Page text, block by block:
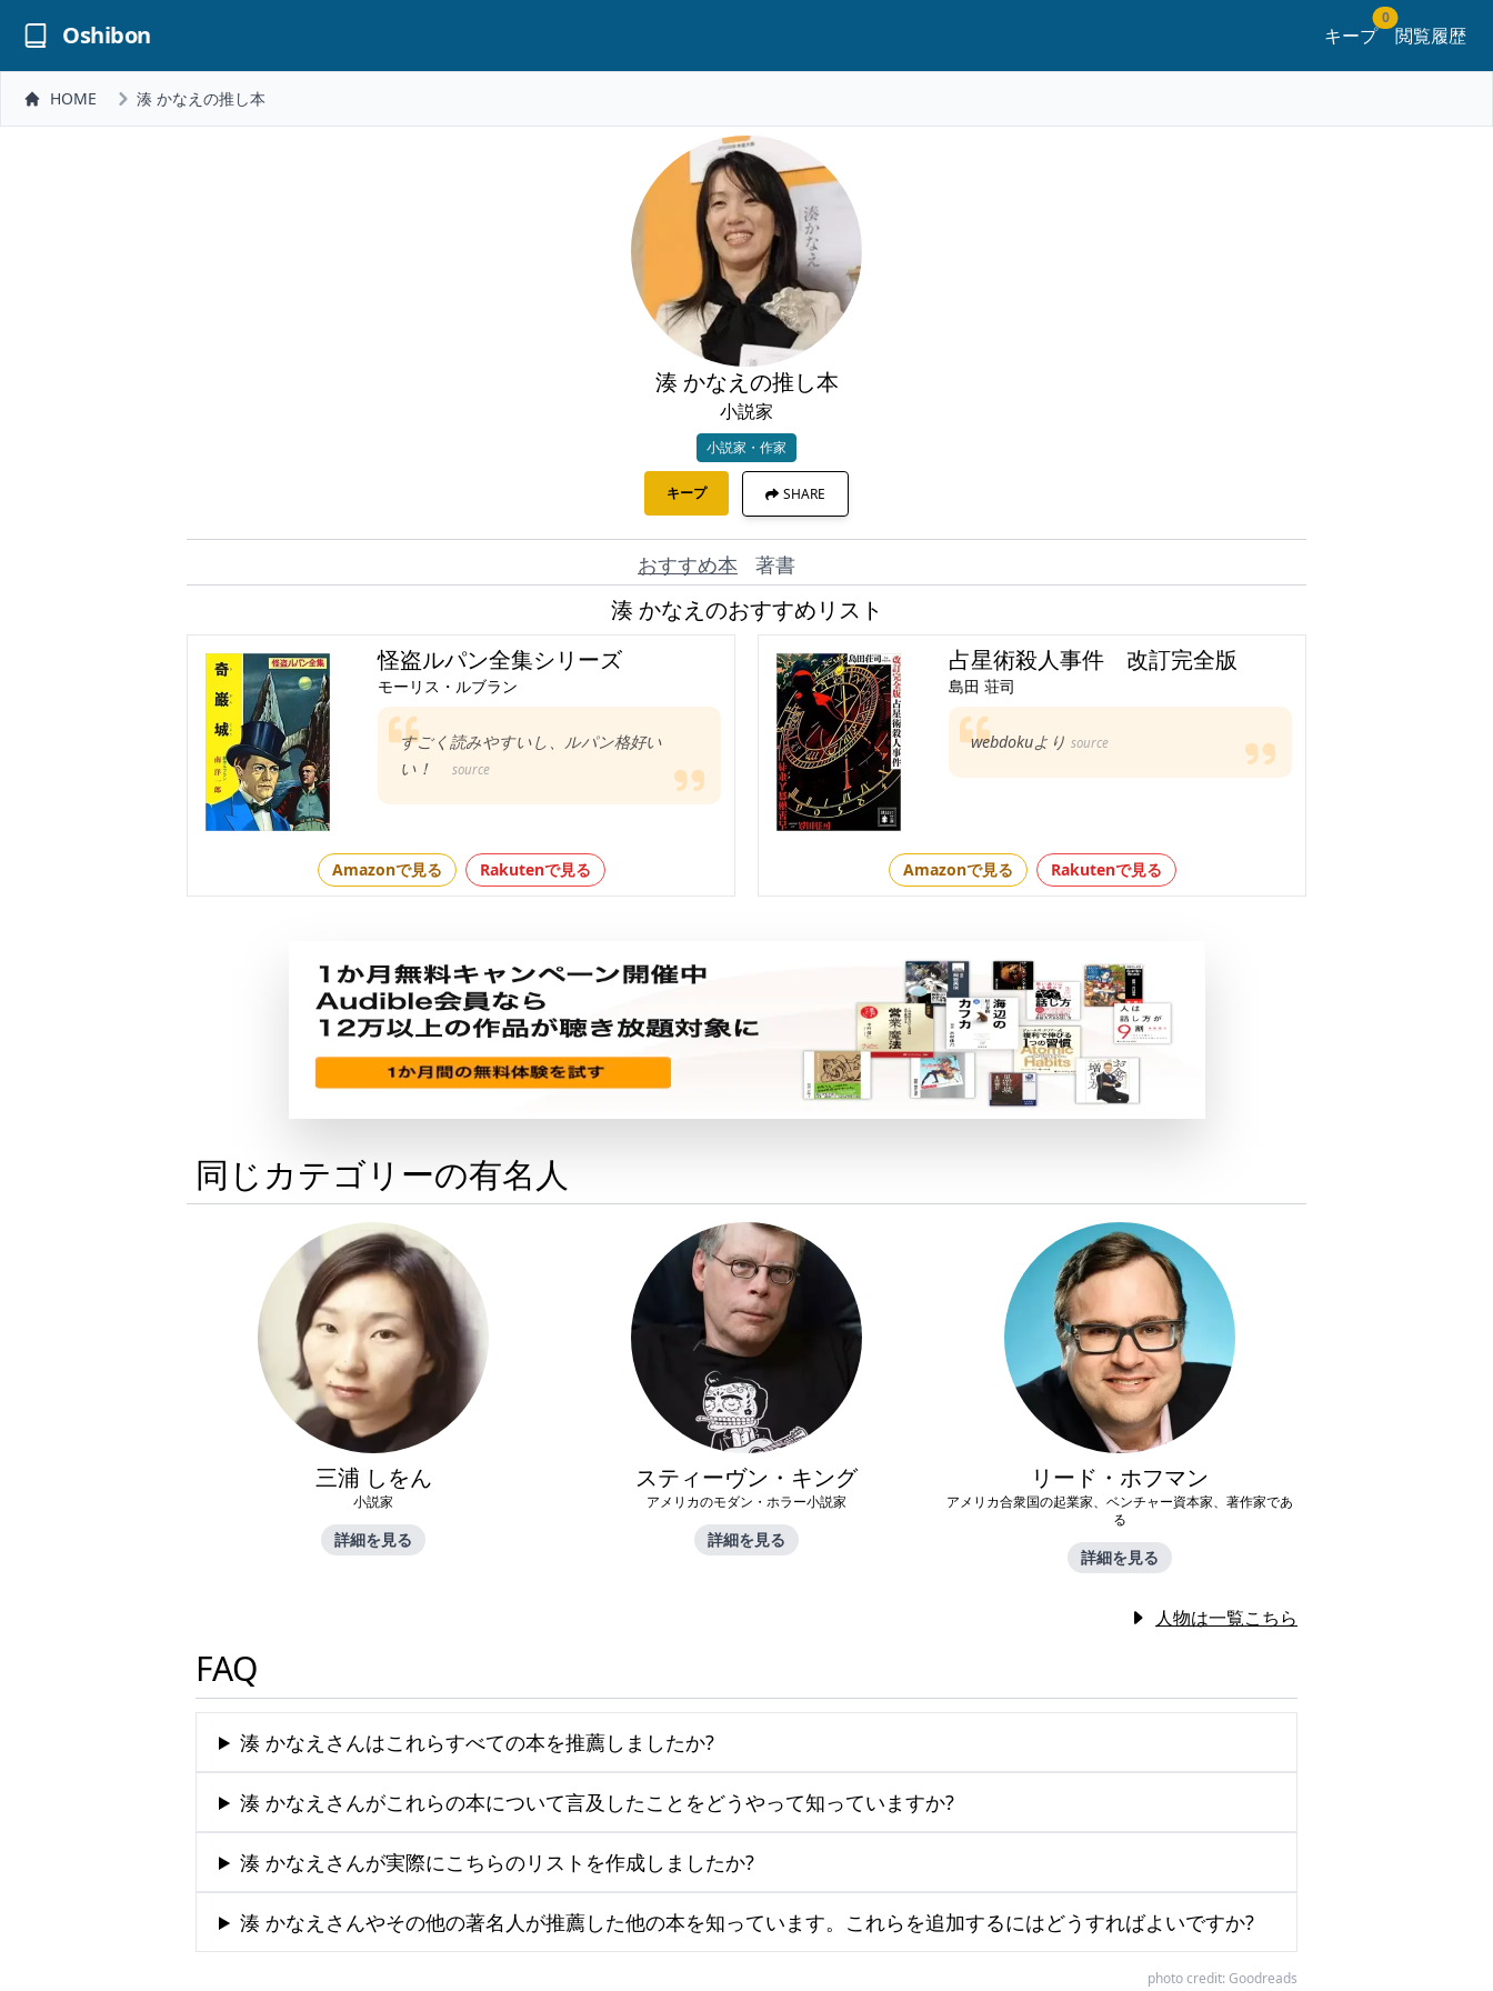
Oshibon キープ
0
閲覧履歴
HOME 湊 かなえの推し本
湊 かなえの推し本
小説家
小説家・作家
キープ SHARE
おすすめ本 著書
湊 かなえのおすすめリスト
怪盗ルパン全集シリーズ
モーリス・ルブラン
すごく読みやすいし、ルパン格好い
い！
source
Amazonで見る Rakutenで見る
占星術殺人事件 改訂完全版
島田 荘司
webdokuより source
Amazonで見る Rakutenで見る
同じカテゴリーの有名人
三浦 しをん
小説家
詳細を見る
スティーヴン・キング
アメリカのモダン・ホラー小説家
詳細を見る
リード・ホフマン
アメリカ合衆国の起業家、ベンチャー資本家、著作家であ
る
詳細を見る
人物は一覧こちら
FAQ
湊 かなえさんはこれらすべての本を推薦しましたか?
湊 かなえさんがこれらの本について言及したことをどうやって知っていますか?
湊 かなえさんが実際にこちらのリストを作成しましたか?
湊 かなえさんやその他の著名人が推薦した他の本を知っています。これらを追加するにはどうすればよいですか?
photo credit: Goodreads